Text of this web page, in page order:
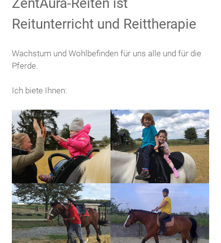
Reitunterricht und Reittherapie
Wachstum und Wohlbefinden für uns alle und für die
Pferde.
Ich biete Ihnen: